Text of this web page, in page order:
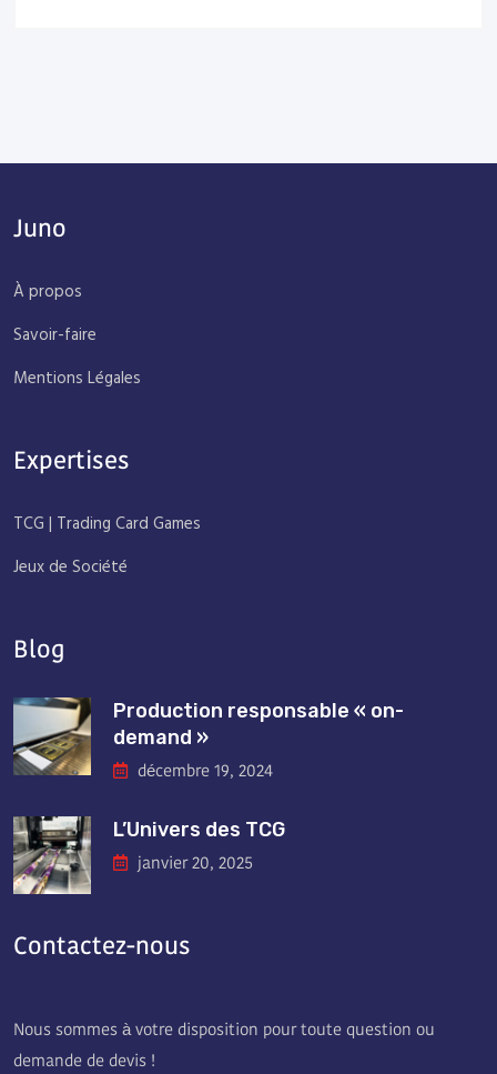
Juno
À propos
Savoir-faire
Mentions Légales
Expertises
TCG | Trading Card Games
Jeux de Société
Blog
Production responsable « on-
demand »
décembre 19, 2024
L’Univers des TCG
janvier 20, 2025
Contactez-nous
Nous sommes à votre disposition pour toute question ou
demande de devis !